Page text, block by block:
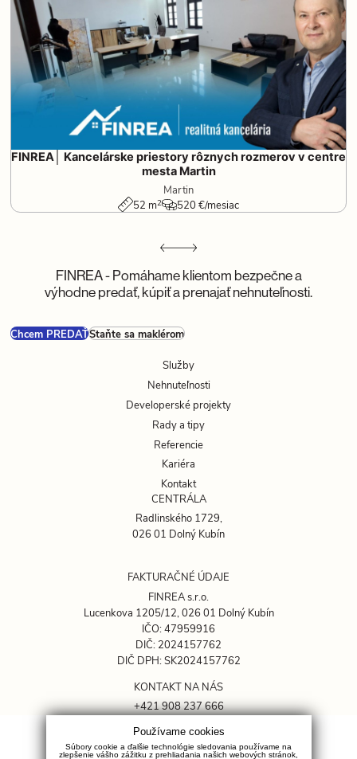
FINREA│ Kancelárske priestory rôznych rozmerov v centre
mesta Martin
Martin
52 m2 520 €/mesiac
FINREA - Pomáhame klientom bezpečne a
výhodne predať, kúpiť a prenajať nehnuteľnosti.
Chcem PREDAŤStaňte sa maklérom
Služby
Nehnuteľnosti
Developerské projekty
Rady a tipy
Referencie
Kariéra
Kontakt
CENTRÁLA
Radlinského 1729,
026 01 Dolný Kubín
FAKTURAČNÉ ÚDAJE
FINREA s.r.o.
Lucenkova 1205/12, 026 01 Dolný Kubín
IČO: 47959916
DIČ: 2024157762
DIČ DPH: SK2024157762
KONTAKT NA NÁS
+421 908 237 666
rkovacik@finrea.sk
Používame cookies
Súbory cookie a ďalšie technológie sledovania používame na
zlepšenie vášho zážitku z prehliadania našich webových stránok,